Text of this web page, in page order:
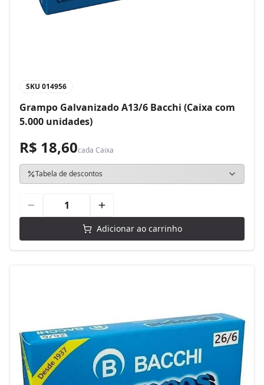
SKU 014956
Grampo Galvanizado A13/6 Bacchi (Caixa com
5.000 unidades)
R$ 18,60cada Caixa
Tabela de descontos
Adicionar ao carrinho